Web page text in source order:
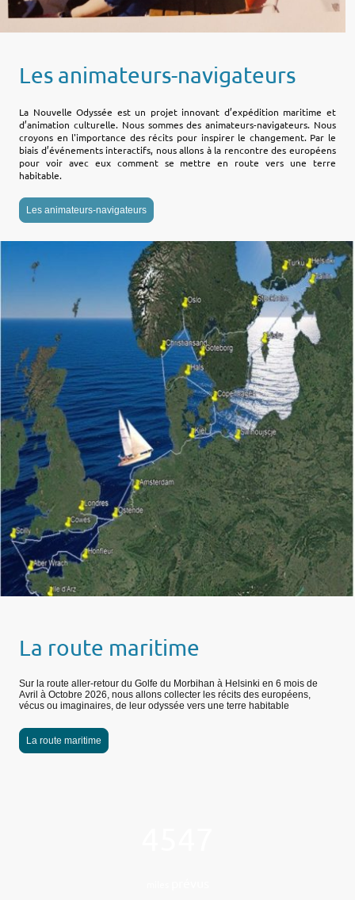
Les animateurs-navigateurs
La Nouvelle Odyssée est un projet innovant d’expédition maritime et
d’animation culturelle. Nous sommes des animateurs-navigateurs. Nous
croyons en l'importance des récits pour inspirer le changement. Par le
biais d’événements interactifs, nous allons à la rencontre des européens
pour voir avec eux comment se mettre en route vers une terre
habitable.
Les animateurs-navigateurs
La route maritime
Sur la route aller-retour du Golfe du Morbihan à Helsinki en 6 mois de
Avril à Octobre 2026, nous allons collecter les récits des européens,
vécus ou imaginaires, de leur odyssée vers une terre habitable
La route maritime